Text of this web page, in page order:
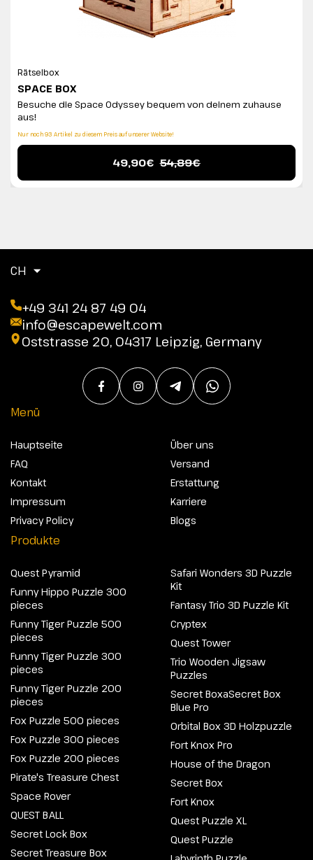
Rätselbox
SPACE BOX
Besuche die Space Odyssey bequem von deinem zuhause
aus!
Nur noch 93 Artikel zu diesem Preis auf unserer Website!
49,90€ 54,89€
CH
+49 341 24 87 49 04
info@escapewelt.com
Oststrasse 20, 04317 Leipzig, Germany
Menü
Hauptseite
FAQ
Kontakt
Impressum
Privacy Policy
Über uns
Versand
Erstattung
Karriere
Blogs
Produkte
Quest Pyramid
Funny Hippo Puzzle 300
pieces
Funny Tiger Puzzle 500
pieces
Funny Tiger Puzzle 300
pieces
Funny Tiger Puzzle 200
pieces
Fox Puzzle 500 pieces
Fox Puzzle 300 pieces
Fox Puzzle 200 pieces
Pirate's Treasure Chest
Space Rover
QUEST BALL
Secret Lock Box
Secret Treasure Box
Safari Wonders 3D Puzzle
Kit
Fantasy Trio 3D Puzzle Kit
Cryptex
Quest Tower
Trio Wooden Jigsaw
Puzzles
Secret BoxaSecret Box
Blue Pro
Orbital Box 3D Holzpuzzle
Fort Knox Pro
House of the Dragon
Secret Box
Fort Knox
Quest Puzzle XL
Quest Puzzle